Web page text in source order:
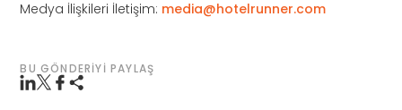
Medya İlişkileri İletişim: media@hotelrunner.com
BU GÖNDERIYI PAYLAŞ